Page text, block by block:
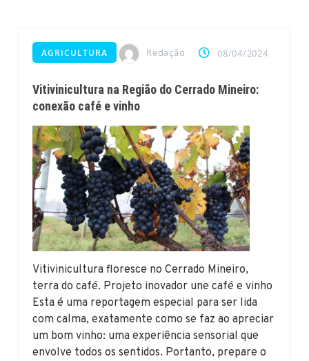
AGRICULTURA Redação 08/04/2024
Vitivinicultura na Região do Cerrado Mineiro:
conexão café e vinho
Vitivinicultura floresce no Cerrado Mineiro,
terra do café. Projeto inovador une café e vinho
Esta é uma reportagem especial para ser lida
com calma, exatamente como se faz ao apreciar
um bom vinho: uma experiência sensorial que
envolve todos os sentidos. Portanto, prepare o